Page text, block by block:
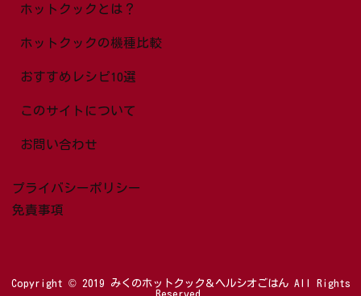
ホットクックとは？
ホットクックの機種比較
おすすめレシピ10選
このサイトについて
お問い合わせ
プライバシーポリシー
免責事項
Copyright © 2019 みくのホットクック＆ヘルシオごはんAll Rights
Reserved.